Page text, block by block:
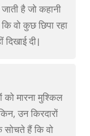
है जो कहानी
वो कुछ छिपा रहा
दी।
मारना मुश्किल
उन किरदारों
सोचते हैं कि वो